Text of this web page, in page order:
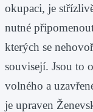
okupaci, je
nutné
kterých se
souvisejí. Jsou to
volného a
je upraven